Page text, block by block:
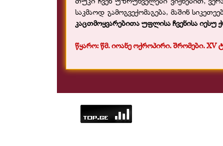
საკმაოდ გამოგვექომაგება, მაშინ
კაცთმოყვარებითა უფლისა ჩვენისა იესუ
წყარო: წმ. იოანე ოქროპირი. შრომები.